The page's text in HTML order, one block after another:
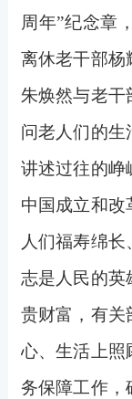
周年”纪念章
离休老干部杨
朱焕然与老干
问老人们的生
讲述过往的峥
中国成立和改
人们福寿绵
志是人民的英
贵财富，有关
心、生活上照
务保障工作，